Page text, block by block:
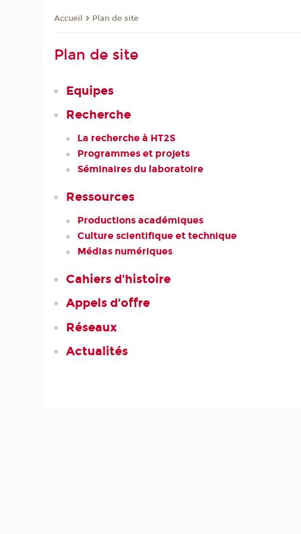
Accueil Plan de site
Plan de site
Equipes
Recherche
La recherche à HT2S
Programmes et projets
Séminaires du laboratoire
Ressources
Productions académiques
Culture scientifique et technique
Médias numériques
Cahiers d'histoire
Appels d'offre
Réseaux
Actualités